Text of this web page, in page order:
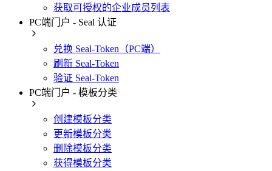
获取可授权的企业成员列表
PC端门户 - Seal 认证
兑换 Seal-Token（PC端）
刷新 Seal-Token
验证 Seal-Token
PC端门户 - 模板分类
创建模板分类
更新模板分类
删除模板分类
获得模板分类